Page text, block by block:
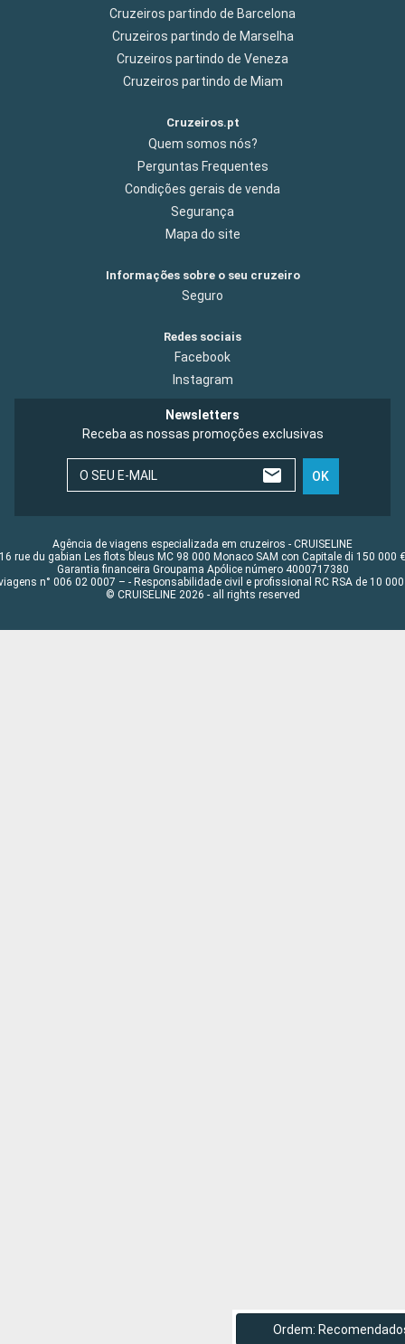
Ordem:
Cruzeiros partindo de Barcelona
Cruzeiros partindo de Marselha
Cruzeiros partindo de Veneza
Cruzeiros partindo de Miam
Cruzeiros.pt
Quem somos nós?
Perguntas Frequentes
Condições gerais de venda
Segurança
Mapa do site
Informações sobre o seu cruzeiro
Seguro
Redes sociais
Facebook
Instagram
Newsletters
Receba as nossas promoções exclusivas
O SEU E-MAIL OK
Agência de viagens especializada em cruzeiros - CRUISELINE
16 rue du gabian Les flots bleus MC 98 000 Monaco SAM con Capitale di 150 000 €
Garantia financeira Groupama Apólice número 4000717380
n° 006 02 0007 – - Responsabilidade civil e profissional RC RSA de 10 000
© CRUISELINE 2026 - all rights reserved